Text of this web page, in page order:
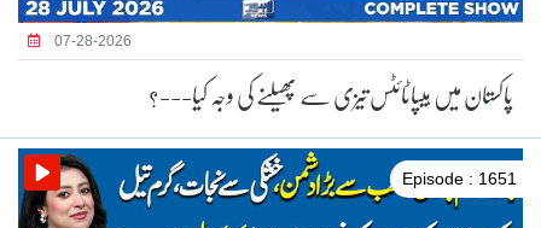
07-28-2026
پاکستان میں ہیپاٹائٹس تیزی سے پھیلنے کی وجہ کیا---؟
Episode : 1651